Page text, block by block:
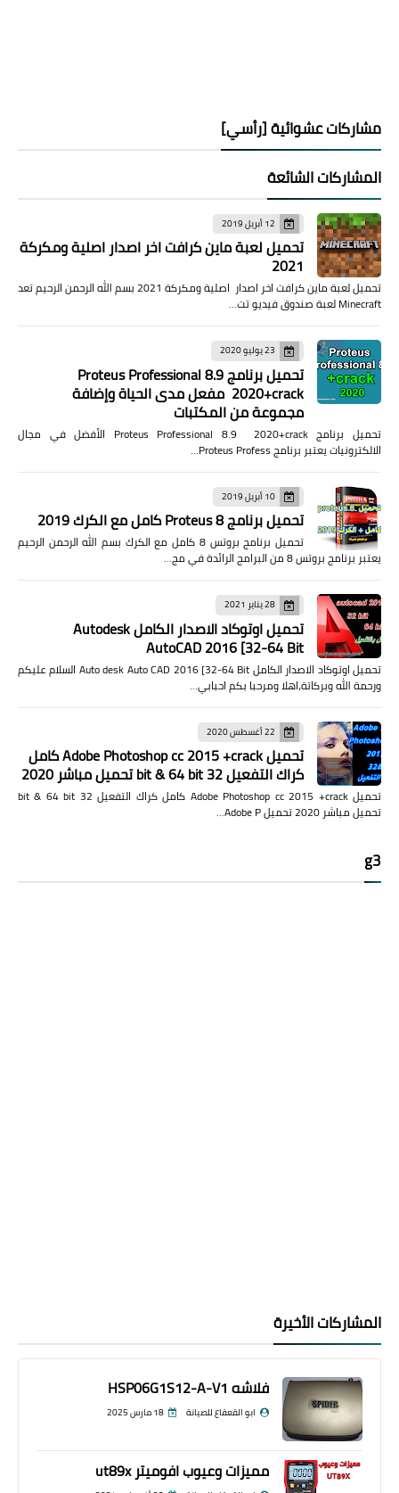
مشاركات عشوائية [رأسي]
المشاركات الشائعة
12 أبريل 2019
تحميل لعبة ماين كرافت اخر اصدار اصلية ومكركة
2021
تحميل لعبة ماين كرافت اخر اصدار اصلية ومكركة 2021 بسم الله الرحمن الرحيم تعد
Minecraft لعبة صندوق فيديو تت…
23 يوليو 2020
تحميل برنامج Proteus Professional 8.9
2020+crack مفعل مدى الحياة وإضافة
مجموعة من المكتبات
تحميل برنامج Proteus Professional 8.9 2020+crack الأفضل في مجال
الالكترونيات يعتبر برنامج Proteus Profess…
10 أبريل 2019
تحميل برنامج Proteus 8 كامل مع الكرك 2019
تحميل برنامج بروتس 8 كامل مع الكرك بسم الله الرحمن الرحيم
يعتبر برنامج بروتس 8 من البرامج الرائدة في مج…
28 يناير 2021
تحميل اوتوكاد الاصدار الكامل Autodesk
AutoCAD 2016 [32-64 Bit
تحميل اوتوكاد الاصدار الكامل Auto desk Auto CAD 2016 [32-64 Bit السلام عليكم
ورحمة الله وبركاتة،اهلا ومرحبا بكم احبابي…
22 أغسطس 2020
تحميل Adobe Photoshop cc 2015 +crack كامل
كراك التفعيل 32 bit & 64 bit تحميل مباشر 2020
تحميل Adobe Photoshop cc 2015 +crack كامل كراك التفعيل 32 bit & 64 bit
تحميل مباشر 2020 تحميل Adobe P…
g3
المشاركات الأخيرة
فلاشه HSP06G1S12-A-V1
ابو القعقاع للصيانة 18 مارس 2025
مميزات وعيوب افوميتر ut89x